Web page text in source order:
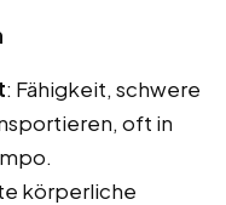
: Fähigkeit, schwere
oft in
körperliche